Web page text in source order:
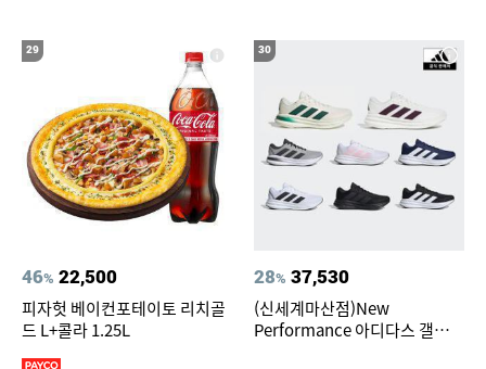
29
46% 22,500
피자헛 베이컨포테이토 리치골
드 L+콜라 1.25L
30
28% 37,530
(신세계마산점)New
Performance 아디다스 갤럭시